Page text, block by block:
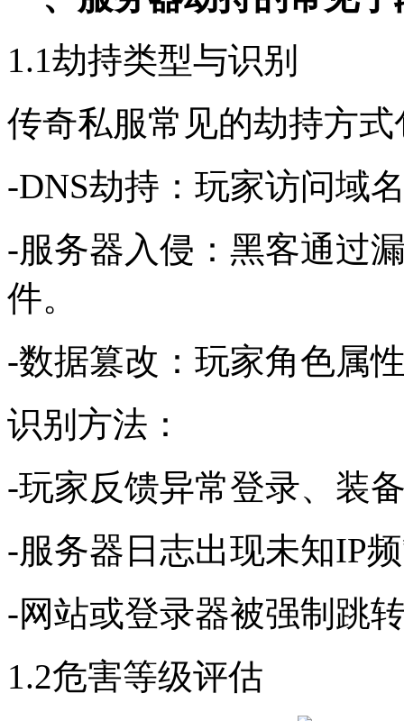
1.1劫持类型与识别
传奇私服常见的劫持方式
-DNS劫持：玩家访问域
-服务器入侵：黑客通过
件。
-数据篡改：玩家角色属
识别方法：
-玩家反馈异常登录、装
-服务器日志出现未知IP
-网站或登录器被强制跳
1.2危害等级评估